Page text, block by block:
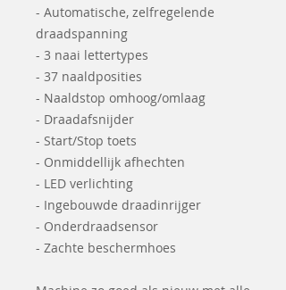
- Automatische, zelfregelende
draadspanning
- 3 naai lettertypes
- 37 naaldposities
- Naaldstop omhoog/omlaag
- Draadafsnijder
- Start/Stop toets
- Onmiddellijk afhechten
- LED verlichting
- Ingebouwde draadinrijger
- Onderdraadsensor
- Zachte beschermhoes